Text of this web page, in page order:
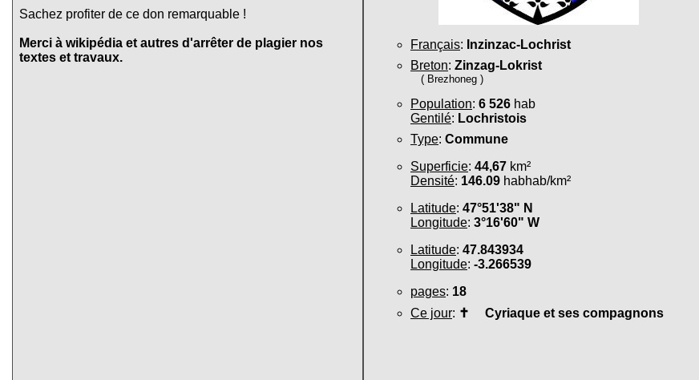
Sachez profiter de ce don remarquable !
Merci à wikipédia et autres d'arrêter de plagier nos
textes et travaux.
Français: Inzinzac-Lochrist
Breton: Zinzag-Lokrist
( Brezhoneg )
Population: 6 526 hab
Gentilé: Lochristois
Type: Commune
Superficie: 44,67 km²
Densité: 146.09 habhab/km²
Latitude: 47°51'38" N
Longitude: 3°16'60" W
Latitude: 47.843934
Longitude: -3.266539
pages: 18
Ce jour: ✝ Cyriaque et ses compagnons